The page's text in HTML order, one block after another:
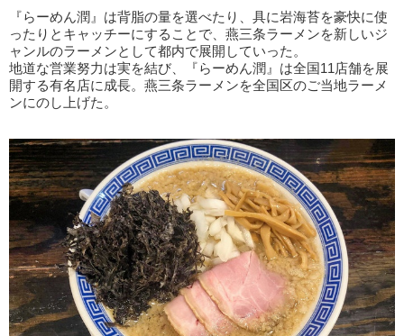
『らーめん潤』は背脂の量を選べたり、具に岩海苔を豪快に使
ったりとキャッチーにすることで、燕三条ラーメンを新しいジ
ャンルのラーメンとして都内で展開していった。
地道な営業努力は実を結び、『らーめん潤』は全国11店舗を展
開する有名店に成長。燕三条ラーメンを全国区のご当地ラーメ
ンにのし上げた。